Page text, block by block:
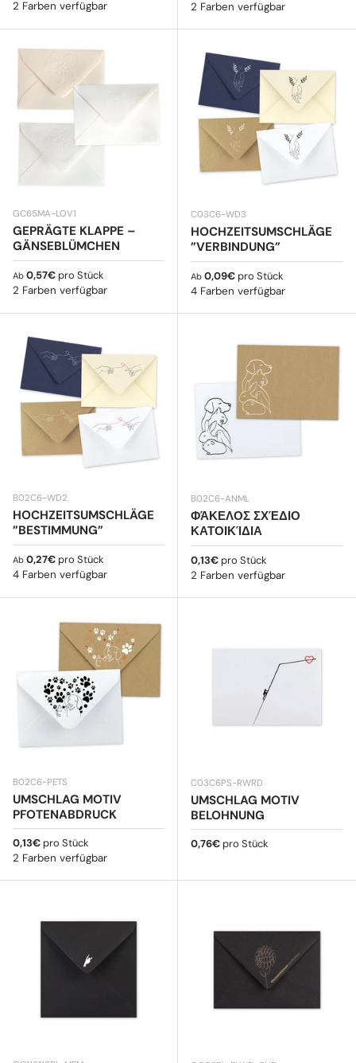
2 Farben verfügbar
2 Farben verfügbar
GC65MA-LOV1
GEPRÄGTE KLAPPE –
GÄNSEBLÜMCHEN
Normaler Preis
Ab 0,57€ pro Stück
2 Farben verfügbar
C03C6-WD3
HOCHZEITSUMSCHLÄGE
”VERBINDUNG”
Normaler Preis
Ab 0,09€ pro Stück
4 Farben verfügbar
B02C6-WD2
HOCHZEITSUMSCHLÄGE
”BESTIMMUNG”
Normaler Preis
Ab 0,27€ pro Stück
4 Farben verfügbar
B02C6-ANML
ΦΆΚΕΛΟΣ ΣΧΈΔΙΟ
ΚΑΤΟΙΚΊΔΙΑ
Normaler Preis
0,13€ pro Stück
2 Farben verfügbar
B02C6-PETS
UMSCHLAG MOTIV
PFOTENABDRUCK
Normaler Preis
0,13€ pro Stück
2 Farben verfügbar
C03C6PS-RWRD
UMSCHLAG MOTIV
BELOHNUNG
Normaler Preis
0,76€ pro Stück